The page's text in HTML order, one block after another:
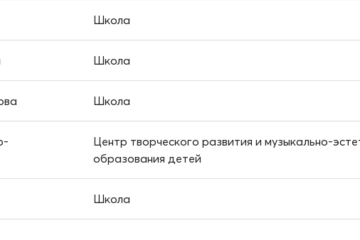
Школа
Школа
Школа
Центр творческого развития и музыкально-
образования детей
Школа